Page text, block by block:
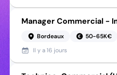
Manager Commercial -
Bordeaux
50-65K€
Il y a16 jours